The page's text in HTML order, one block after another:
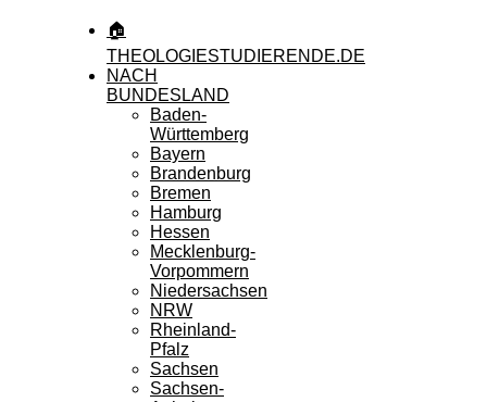
🏠
THEOLOGIESTUDIERENDE.DE
NACH
BUNDESLAND
Baden-
Württemberg
Bayern
Brandenburg
Bremen
Hamburg
Hessen
Mecklenburg-
Vorpommern
Niedersachsen
NRW
Rheinland-
Pfalz
Sachsen
Sachsen-